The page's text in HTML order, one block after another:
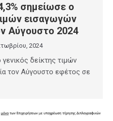
σημείωσε ο
εισαγωγών
Αύγουστο 2024
2024
δείκτης τιμών
τον Αύγουστο εφέτος σε